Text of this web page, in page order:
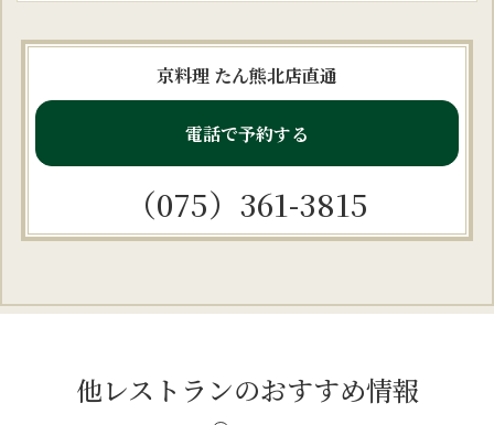
京料理 たん熊北店直通
電話で予約する
（075）361-3815
他レストランのおすすめ情報